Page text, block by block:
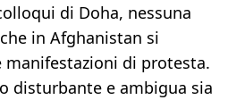
di Doha, nessuna
in Afghanistan si
di protesta.
disturbante e ambigua sia